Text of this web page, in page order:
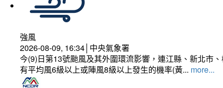
強風
2026-08-09, 16:34│中央氣象署
今(9)日第13號颱風及其外圍環流影響，連江縣、新北市
有平均風6級以上或陣風8級以上發生的機率(黃... more...